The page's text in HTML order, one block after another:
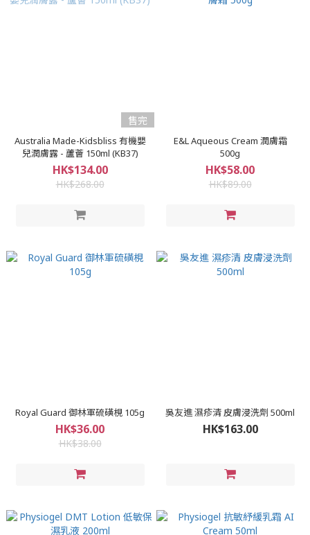
售完
Australia Made-Kidsbliss 有機嬰
兒潤膚露 - 蘆薈 150ml (KB37)
HK$134.00
HK$268.00
E&L Aqueous Cream 潤膚霜
500g
HK$58.00
HK$89.00
Royal Guard 御林軍硫磺梘 105g
HK$36.00
HK$38.00
吳友進 濕疹清 皮膚浸洗劑 500ml
HK$163.00